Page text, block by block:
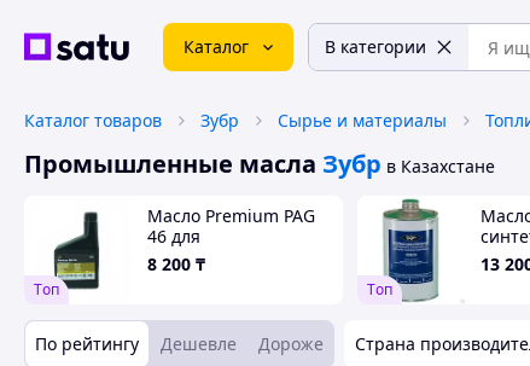
Каталог В категории
Каталог товаров Зубр Сырье и материалы
Промышленные масла Зубр в Казахстане
Tоп
Масло Premium PAG
46 для
автомобильных
кондиционеров 1 л
8 200 ₸
Tоп
13
По рейтингу Дешевле Дороже Страна